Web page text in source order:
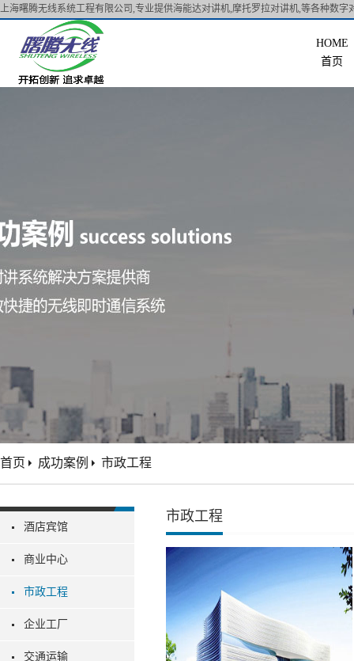
上海曙腾无线系统工程有限公司,专业提供海能达对讲机,摩托罗拉对讲机,等各种数字
首页
酒店宾馆
商业中心
市政工程
企业工厂
交通运输
首页 成功案例 市政工程
市政工程